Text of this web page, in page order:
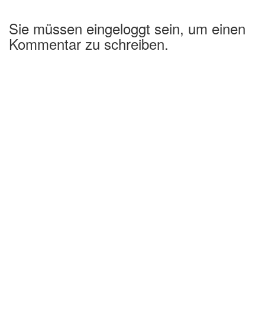
Sie müssen eingeloggt sein, um einen
Kommentar zu schreiben.